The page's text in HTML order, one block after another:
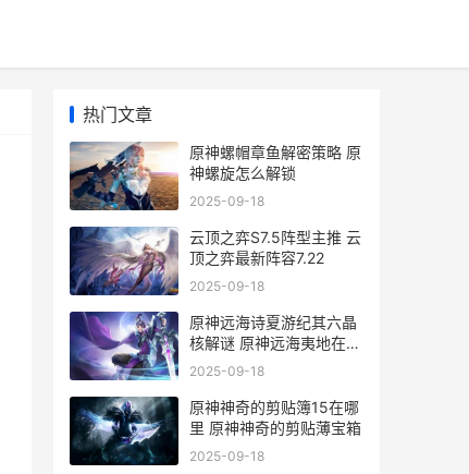
热门文章
原神螺帽章鱼解密策略 原
神螺旋怎么解锁
2025-09-18
云顶之弈S7.5阵型主推 云
顶之弈最新阵容7.22
2025-09-18
原神远海诗夏游纪其六晶
核解谜 原神远海夷地在哪
里
2025-09-18
原神神奇的剪贴簿15在哪
里 原神神奇的剪贴薄宝箱
2025-09-18